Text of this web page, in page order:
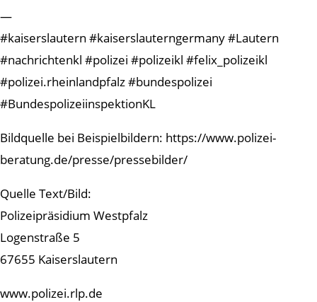
—
#kaiserslautern #kaiserslauterngermany #Lautern
#nachrichtenkl #polizei #polizeikl #felix_polizeikl
#polizei.rheinlandpfalz #bundespolizei
#BundespolizeiinspektionKL
Bildquelle bei Beispielbildern: https://www.polizei-
beratung.de/presse/pressebilder/
Quelle Text/Bild:
Polizeipräsidium Westpfalz
Logenstraße 5
67655 Kaiserslautern
www.polizei.rlp.de